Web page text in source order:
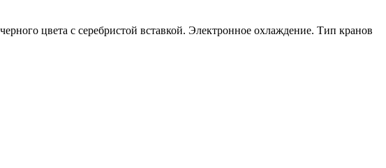
цвета с серебристой вставкой. Электронное охлаждение. Тип кранов